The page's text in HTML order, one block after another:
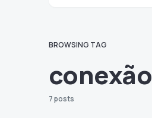
BROWSING TAG
conexão
7 posts